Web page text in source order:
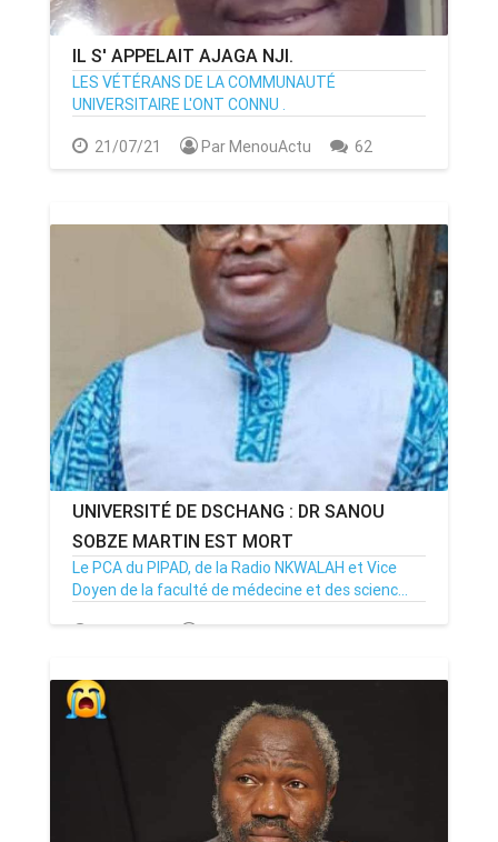
IL S' APPELAIT AJAGA NJI.
LES VÉTÉRANS DE LA COMMUNAUTÉ
UNIVERSITAIRE L'ONT CONNU .
21/07/21 Par MenouActu 62
UNIVERSITÉ DE DSCHANG : DR SANOU
SOBZE MARTIN EST MORT
Le PCA du PIPAD, de la Radio NKWALAH et Vice
Doyen de la faculté de médecine et des scienc...
24/05/21 Par MenouActu 22